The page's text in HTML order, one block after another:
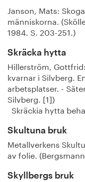
Janson, Mats:
människorna.
1984. S. 203-251.)
Skräcka hytta
Hillerström,
kvarnar i Silvberg.
arbetsplatser. -
Silvberg. [1])
Skräckia hytta
Skultuna bruk
Metallverkens
av folie.
Skyllbergs bruk